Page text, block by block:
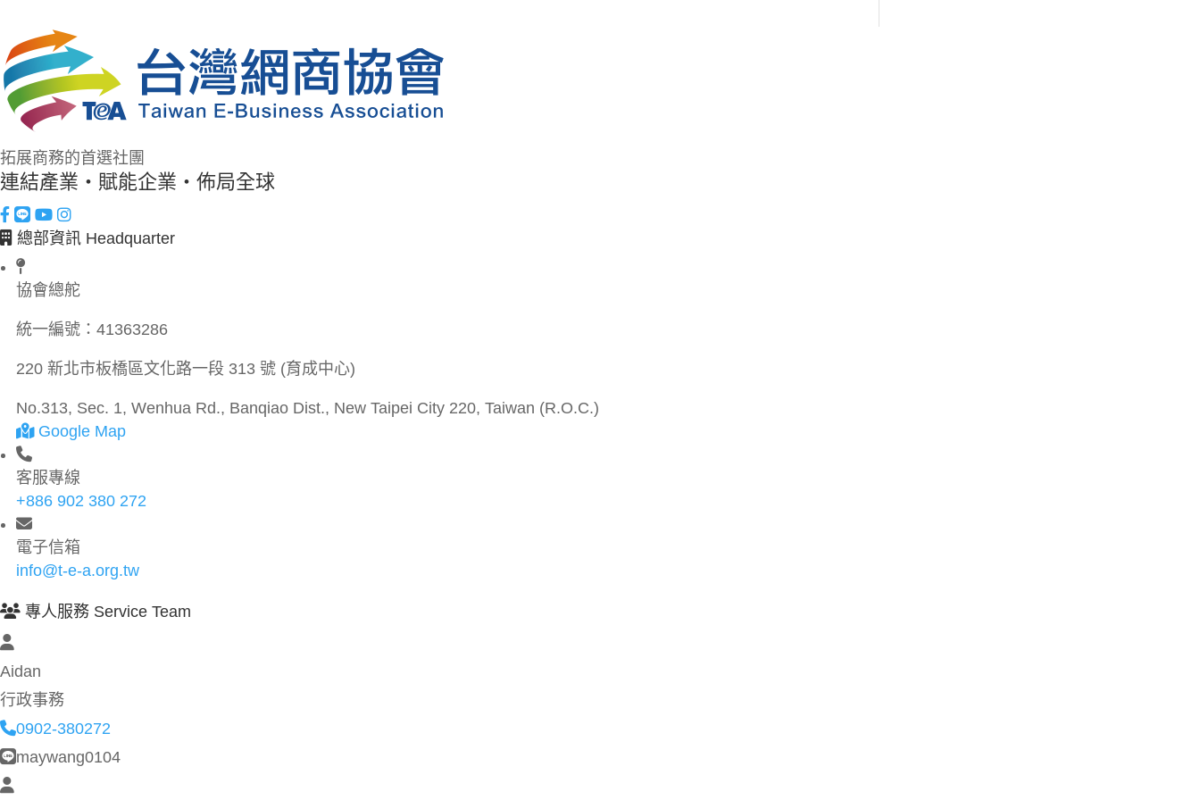
拓展商務的首選社團
連結產業・賦能企業・佈局全球
總部資訊 Headquarter
協會總舵
統一編號： 41363286
220 新北市板橋區文化路一段 313 號 (育成中心)
No.313, Sec. 1, Wenhua Rd., Banqiao Dist., New Taipei City 220, Taiwan (R.O.C.)
Google Map
客服專線
+886 902 380 272
電子信箱
info@t-e-a.org.tw
專人服務 Service Team
Aidan
行政事務
0902-380272
maywang0104